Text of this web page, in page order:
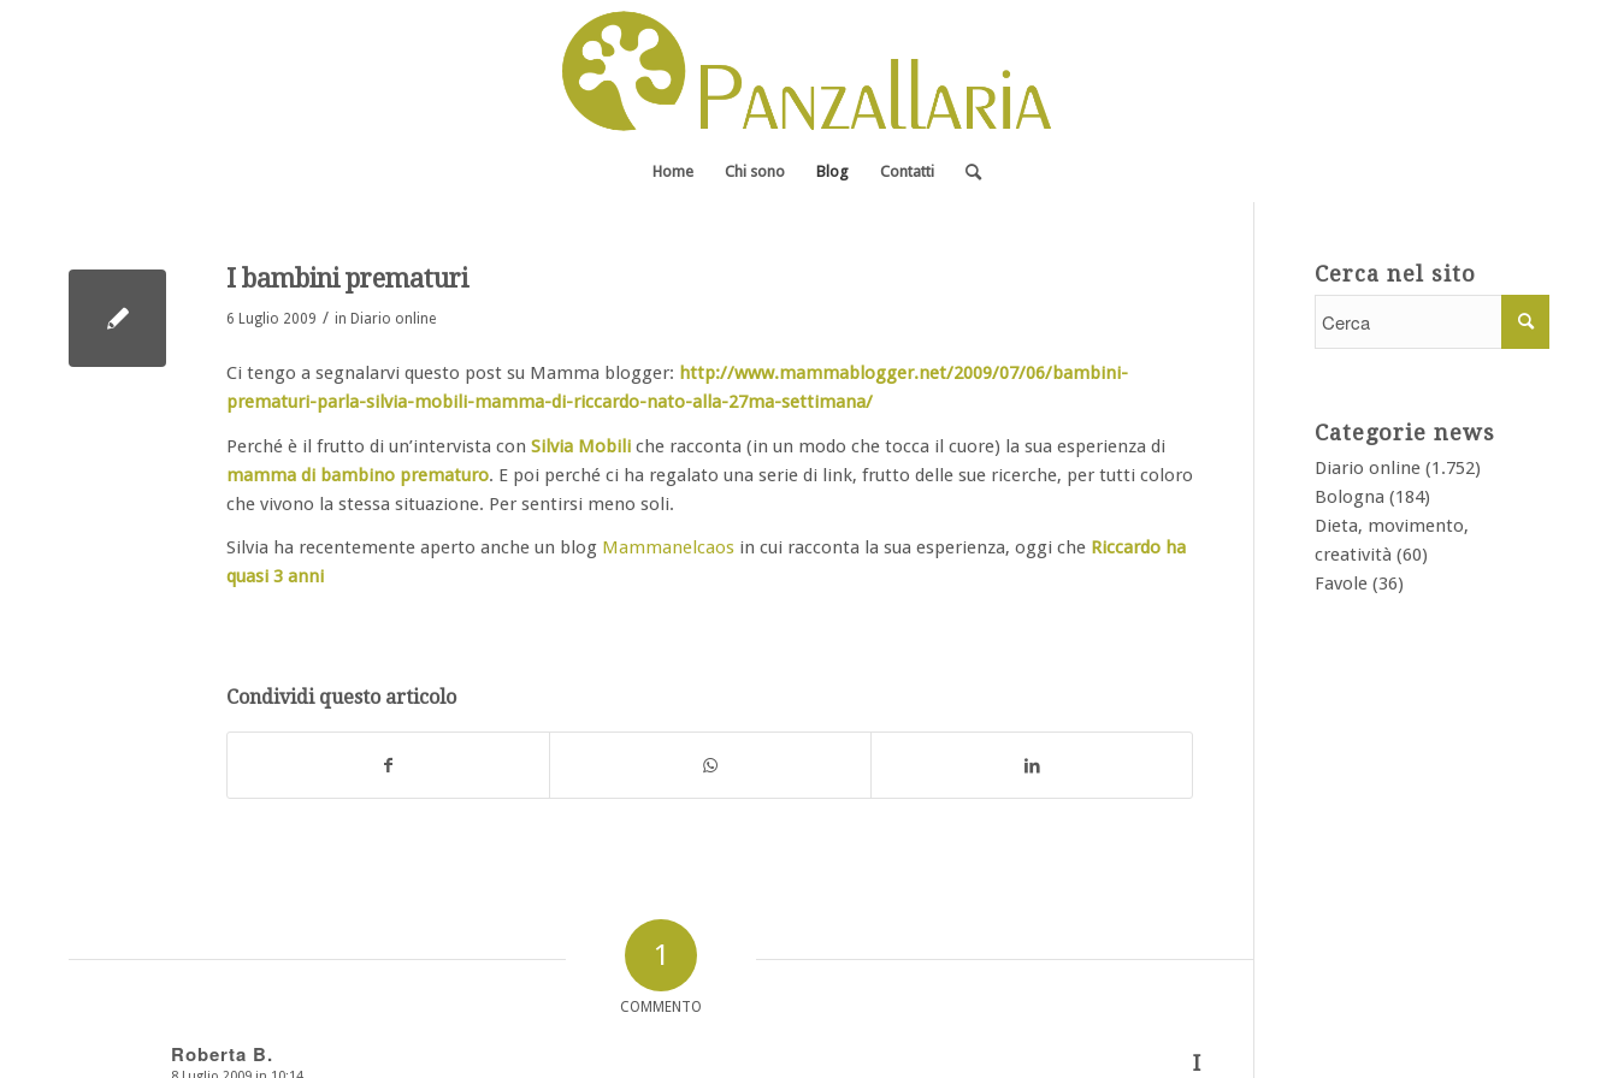
Home Chi sono Blog Contatti
I bambini prematuri
6 Luglio 2009 / in Diario online
Ci tengo a segnalarvi questo post su Mamma blogger: http://www.mammablogger.net/2009/07/06/bambini-
prematuri-parla-silvia-mobili-mamma-di-riccardo-nato-alla-27ma-settimana/
Perché è il frutto di un’intervista con Silvia Mobili che racconta (in un modo che tocca il cuore) la sua esperienza di
mamma di bambino prematuro. E poi perché ci ha regalato una serie di link, frutto delle sue ricerche, per tutti coloro
che vivono la stessa situazione. Per sentirsi meno soli.
Silvia ha recentemente aperto anche un blog Mammanelcaos in cui racconta la sua esperienza, oggi che Riccardo ha
quasi 3 anni
Condividi questo articolo
1
COMMENTO
Roberta B. I
Cerca nel sito
Categorie news
Diario online (1.752)
Bologna (184)
Dieta, movimento,
creatività (60)
Favole (36)